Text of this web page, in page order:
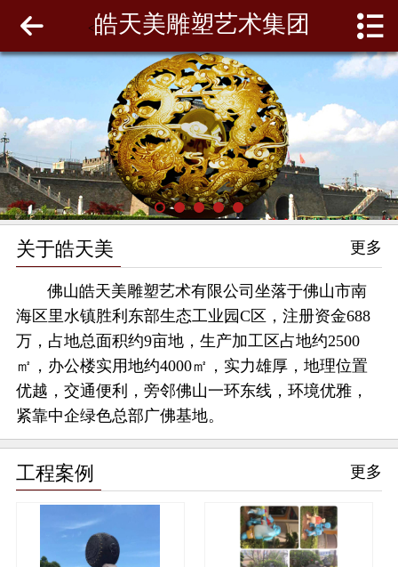
网站首页
最新动态
工程案例
雕塑泥模
<皓天美雕塑艺术集团
关于皓天美 更多
佛山皓天美雕塑艺术有限公司坐落于佛山市南
海区里水镇胜利东部生态工业园C区，注册资金688
万，占地总面积约9亩地，生产加工区占地约2500
㎡，办公楼实用地约4000㎡，实力雄厚，地理位置
优越，交通便利，旁邻佛山一环东线，环境优雅，
紧靠中企绿色总部广佛基地。
工程案例 更多